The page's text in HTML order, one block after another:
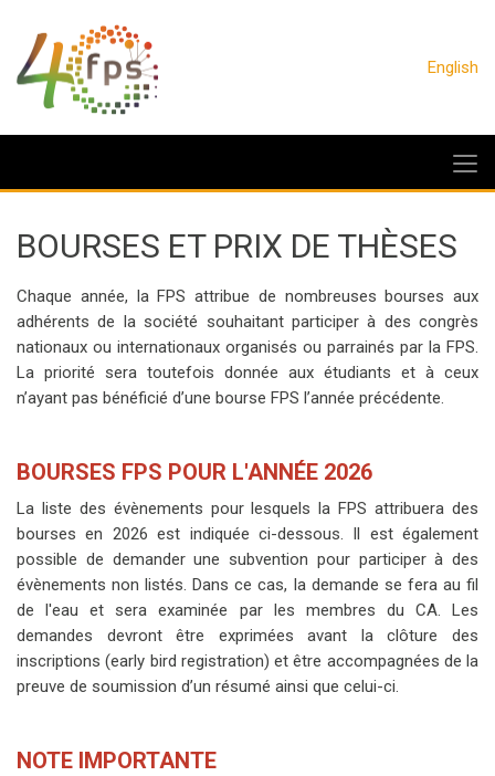
English
BOURSES ET PRIX DE THÈSES
Chaque année, la FPS attribue de nombreuses bourses aux
adhérents de la société souhaitant participer à des congrès
nationaux ou internationaux organisés ou parrainés par la FPS.
La priorité sera toutefois donnée aux étudiants et à ceux
n’ayant pas bénéficié d’une bourse FPS l’année précédente.
BOURSES FPS POUR L'ANNÉE 2026
La liste des évènements pour lesquels la FPS attribuera des
bourses en 2026 est indiquée ci-dessous. Il est également
possible de demander une subvention pour participer à des
évènements non listés. Dans ce cas, la demande se fera au fil
de l'eau et sera examinée par les membres du CA. Les
demandes devront être exprimées avant la clôture des
inscriptions (early bird registration) et être accompagnées de la
preuve de soumission d’un résumé ainsi que celui-ci.
NOTE IMPORTANTE